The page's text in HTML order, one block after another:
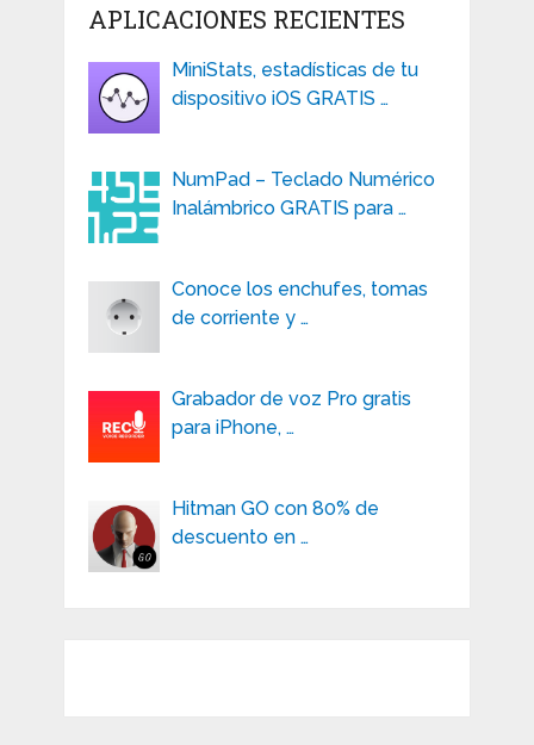
APLICACIONES RECIENTES
MiniStats, estadísticas de tu
dispositivo iOS GRATIS …
NumPad – Teclado Numérico
Inalámbrico GRATIS para …
Conoce los enchufes, tomas
de corriente y …
Grabador de voz Pro gratis
para iPhone, …
Hitman GO con 80% de
descuento en …